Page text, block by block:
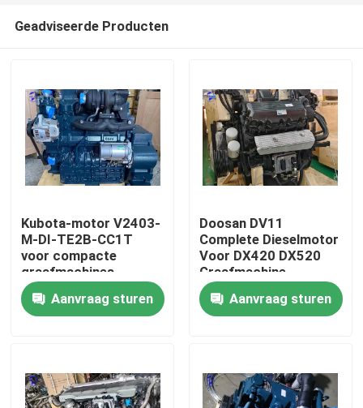
Thuis
Over ons
Geadviseerde Producten
Kubota-motor V2403-
M-DI-TE2B-CC1T
voor compacte
graafmachines
Aanvraag sturen
Doosan DV11
Complete Dieselmotor
Voor DX420 DX520
Graafmachine
Aanvraag sturen